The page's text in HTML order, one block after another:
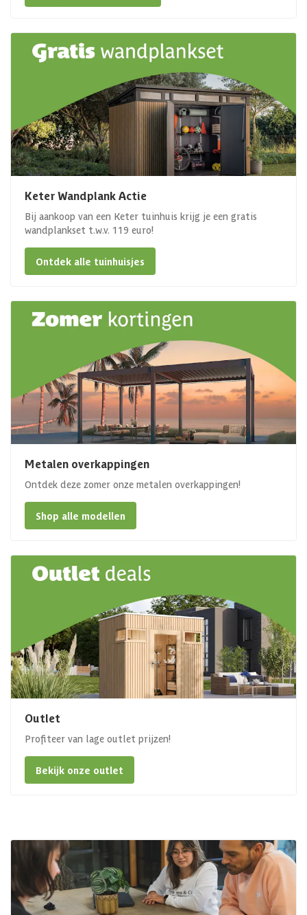
Keter Wandplank Actie
Bij aankoop van een Keter tuinhuis krijg je een gratis
wandplankset t.w.v. 119 euro!
Ontdek alle tuinhuisjes
Metalen overkappingen
Ontdek deze zomer onze metalen overkappingen!
Shop alle modellen
Outlet
Profiteer van lage outlet prijzen!
Bekijk onze outlet